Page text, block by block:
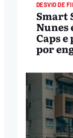
DESVIO DE
Smart
Nunes
Caps
por